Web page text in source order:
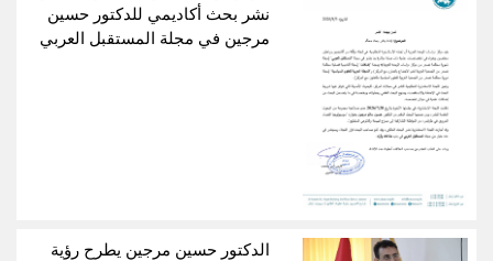
نشر بحث أكاديمي للدكتور حسين
مرجين في مجلة المستقبل العربي
الدكتور حسين مرجين يطرح رؤية